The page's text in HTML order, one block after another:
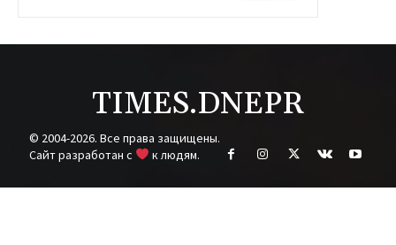
TIMES.DNEPR
© 2004-2026. Все права защищены.
Cайт разработан с
к людям.